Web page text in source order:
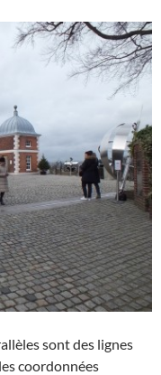
sont des lignes
coordonnées